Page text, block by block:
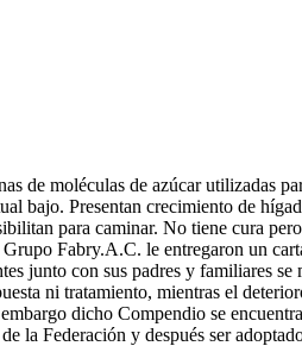
de moléculas de azúcar utilizadas
bajo. Presentan crecimiento de
para caminar. No tiene cura
Fabry.A.C. le entregaron un
junto con sus padres y familiares se
ni tratamiento, mientras el
dicho Compendio se
la Federación y después ser